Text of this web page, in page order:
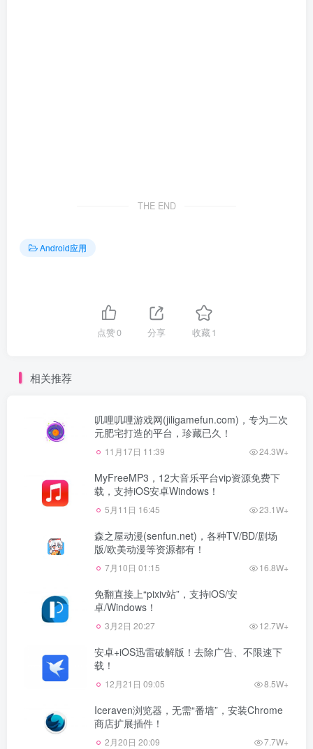
THE END
Android应用
点赞0 分享 收藏1
相关推荐
叽哩叽哩游戏网(jiligamefun.com)，专为二次
元肥宅打造的平台，珍藏已久！
11月17日 11:39 24.3W+
MyFreeMP3，12大音乐平台vip资源免费下
载，支持iOS安卓Windows！
5月11日 16:45 23.1W+
森之屋动漫(senfun.net)，各种TV/BD/剧场
版/欧美动漫等资源都有！
7月10日 01:15 16.8W+
免翻直接上“pixiv站”，支持iOS/安
卓/Windows！
3月2日 20:27 12.7W+
安卓+iOS迅雷破解版！去除广告、不限速下
载！
12月21日 09:05 8.5W+
Iceraven浏览器，无需“番墙”，安装Chrome
商店扩展插件！
2月20日 20:09 7.7W+